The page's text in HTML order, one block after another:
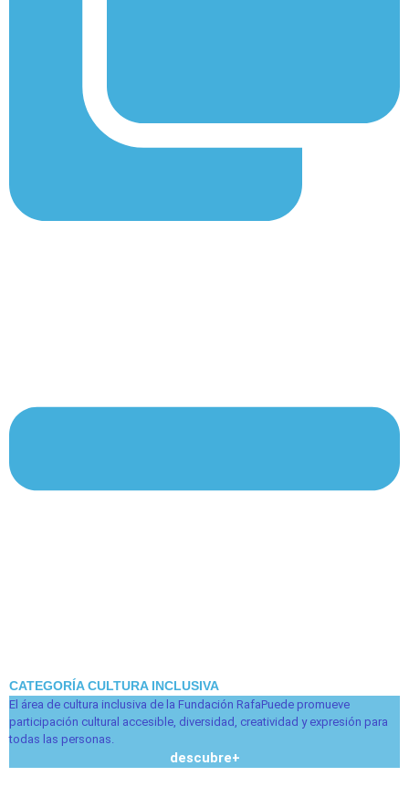
CATEGORÍA CULTURA INCLUSIVA
El área de cultura inclusiva de la Fundación RafaPuede promueve
participación cultural accesible, diversidad, creatividad y expresión para
todas las personas.
descubre+